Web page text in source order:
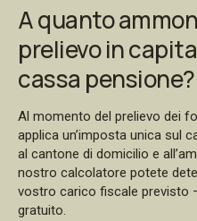
A quanto
prelievo in
cassa pensione?
Al momento del prelievo dei
applica un’imposta unica sul
al cantone di domicilio e
nostro calcolatore potete
vostro carico fiscale previsto
gratuito.